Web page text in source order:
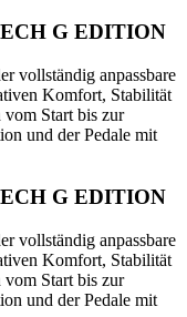
G EDITION
vollständig anpassbare
Komfort, Stabilität
vom Start bis zur
und der Pedale mit
G EDITION
vollständig anpassbare
Komfort, Stabilität
vom Start bis zur
und der Pedale mit